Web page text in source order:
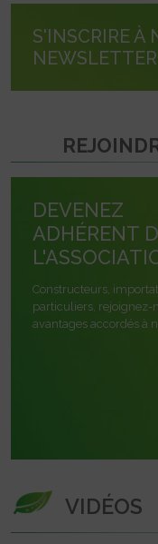
S'INSCRIRE À
NEWSLETTER
DEVENEZ
ADHÉRENT
Constructeurs,
particuliers, rejoignez-
avantages accordés à
VIDÉOS